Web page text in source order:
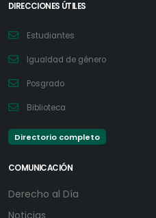
DIRECCIONES ÚTILES
Estudiantes
Igualdad de género
Posgrado
Biblioteca
Directorio completo
COMUNICACIÓN
Derecho al Día
Noticias